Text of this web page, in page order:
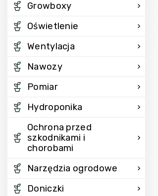
Growboxy
Oświetlenie
Wentylacja
Nawozy
Pomiar
Hydroponika
Ochrona przed
szkodnikami i
chorobami
Narzędzia ogrodowe
Doniczki